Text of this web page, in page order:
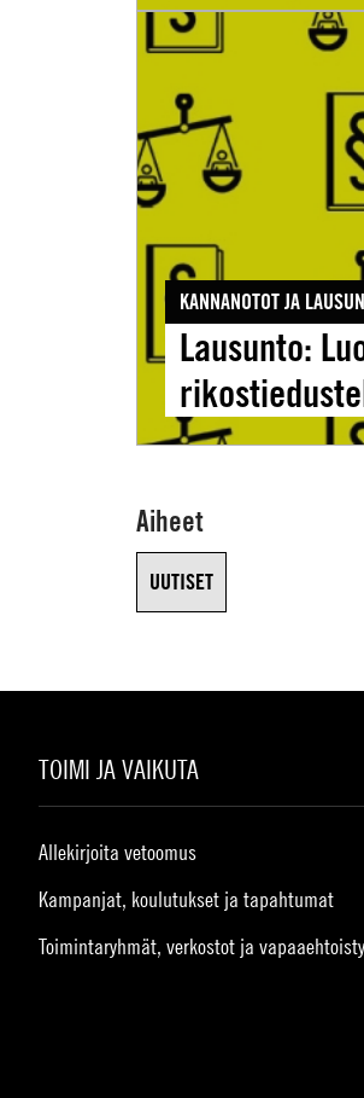
Lausunto:
Luonnos
hallituksen
esitykseksi
eduskunnalle
rikostiedustelua
lainsäädännöksi
KANNANOTOT JA
Lausunto:
Aiheet
UUTISET
TOIMI JA VAIKUTA
Allekirjoita vetoomus
Kampanjat, koulutukset ja tapahtumat
Toimintaryhmät, verkostot ja